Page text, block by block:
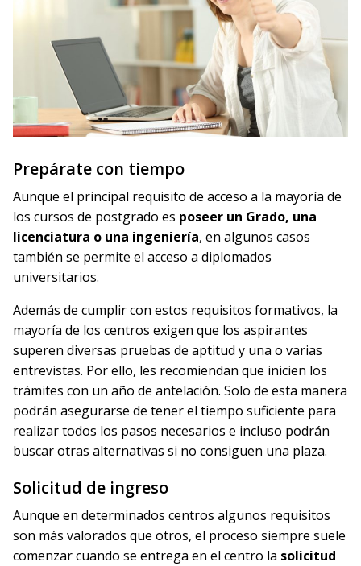
Prepárate con tiempo
Aunque el principal requisito de acceso a la mayoría de
los cursos de postgrado es poseer un Grado, una
licenciatura o una ingeniería, en algunos casos
también se permite el acceso a diplomados
universitarios.
Además de cumplir con estos requisitos formativos, la
mayoría de los centros exigen que los aspirantes
superen diversas pruebas de aptitud y una o varias
entrevistas. Por ello, les recomiendan que inicien los
trámites con un año de antelación. Solo de esta manera
podrán asegurarse de tener el tiempo suficiente para
realizar todos los pasos necesarios e incluso podrán
buscar otras alternativas si no consiguen una plaza.
Solicitud de ingreso
Aunque en determinados centros algunos requisitos
son más valorados que otros, el proceso siempre suele
comenzar cuando se entrega en el centro la solicitud